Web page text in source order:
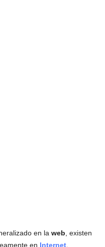
en la web , existen
en Internet